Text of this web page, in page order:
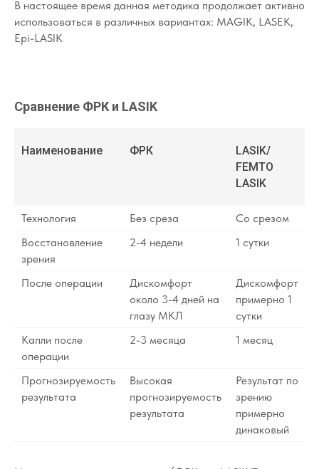
В настоящее время данная методика продолжает активно
использоваться в различных вариантах: MAGIK, LASEK,
Epi-LASIK
Сравнение ФРК и LASIK
Наименование ФРК
LASIK/
FEMTO
LASIK
Технология Без среза
Со срезом
Восстановление
зрения
2-4 недели 1 сутки
После операции
Дискомфорт
около 3-4 дней на
глазу МКЛ
Дискомфорт
примерно 1
сутки
Капли после
операции
2-3 месяца 1 месяц
Прогнозируемость
результата
Высокая
прогнозируемость
результата
Результат по
зрению
примерно
динаковый
Записаться на диагностику